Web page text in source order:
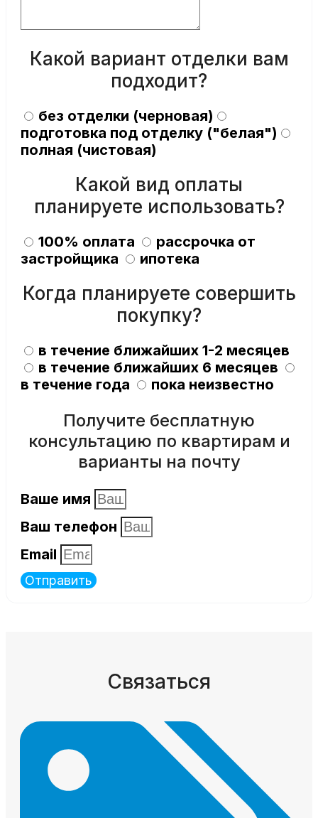
Какой вариант отделки вам
подходит?
без отделки (черновая)
подготовка под отделку ("белая")
полная (чистовая)
Какой вид оплаты
планируете использовать?
100% оплата
рассрочка от
застройщика
ипотека
Когда планируете совершить
покупку?
в течение ближайших 1-2 месяцев
в течение ближайших 6 месяцев
в течение года
пока неизвестно
Получите бесплатную
консультацию по квартирам и
варианты на почту
Ваше имя
Ваш телефон
Email
Отправить
Связаться